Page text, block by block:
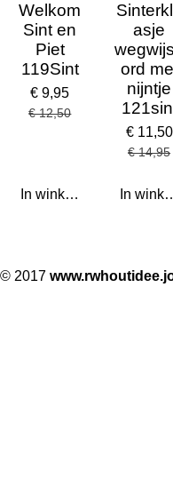
Welkom
Sint en
Piet
119Sint
€ 9,95
€ 12,50
In winkelwagen
asje
ord
nijntje
€ 11,50
€ 14,95
In
© 2017